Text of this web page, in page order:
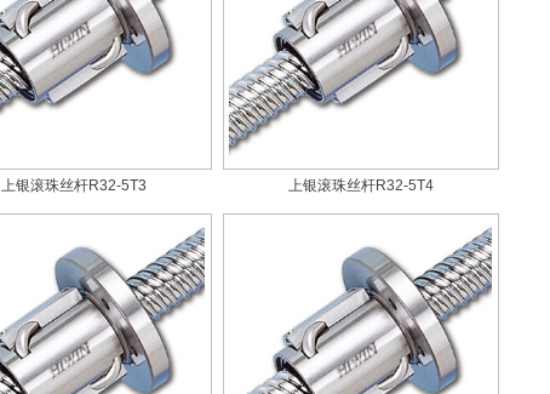
上银滚珠丝杆R32-5T3 上银滚珠丝杆R32-5T4